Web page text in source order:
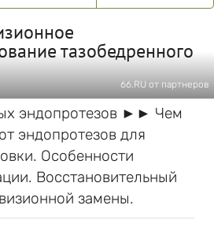
тазобедренного
66.RU от партнеров
эндопротезов ►► Чем
эндопротезов для
Особенности
Восстановительный
замены.